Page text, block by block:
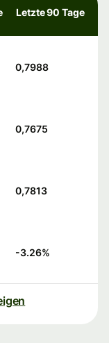
Letzte 90 Tage
0,7988
0,7675
0,7813
-3.26%